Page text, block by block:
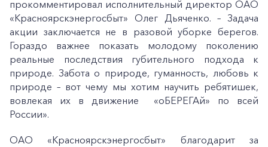
прокомментировал исполнительный директор ОАО
«Красноярскэнергосбыт» Олег Дьяченко. – Задача
акции заключается не в разовой уборке берегов.
Гораздо важнее показать молодому поколению
реальные последствия губительного подхода к
природе. Забота о природе, гуманность, любовь к
природе – вот чему мы хотим научить ребятишек,
вовлекая их в движение «оБЕРЕГАй» по всей
России».
ОАО «Красноярскэнергосбыт» благодарит за